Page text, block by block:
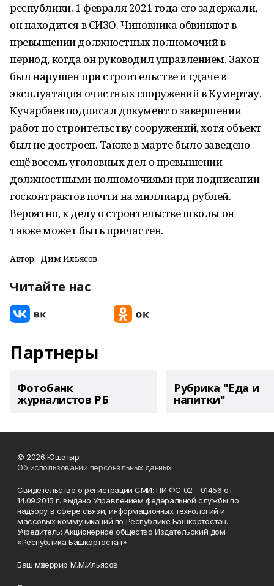
республики. 1 февраля 2021 года его задержали,
он находится в СИЗО. Чиновника обвиняют в
превышении должностных полномочий в
период, когда он руководил управлением. Закон
был нарушен при строительстве и сдаче в
эксплуатация очистных сооружений в Кумертау.
Кучарбаев подписал документ о завершении
работ по строительству сооружений, хотя объект
был не достроен. Также в марте было заведено
ещё восемь уголовных дел о превышении
должностными полномочиями при подписании
госконтрактов почти на миллиард рублей.
Вероятно, к делу о строительстве школы он
также может быть причастен.
Автор: Дим Ильясов
Читайте нас
Партнеры
Фотобанк
журналистов РБ
Рубрика "Еда и
напитки"
© 2026 Юшатыр
Об использовании персональных данных
Свидетельство о регистрации СМИ: ПИ ФС 02 - 01456 от
14.09.2015 г. выдано Управлением федеральной службы по
надзору в сфере связи, информационных технологий и
массовых коммуникаций по Республике Башкортостан.
Учредитель: Акционерное общество Издательский дом
«Республика Башкортостан»
Баш мөхәррир М.М.Ильясов